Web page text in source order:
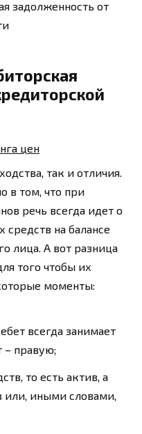
так и отличия.
в том, что при
речь всегда идет о
на балансе
лица. А вот разница
того чтобы их
моменты:
всегда занимает
– правую;
то есть актив, а
или, иными словами,